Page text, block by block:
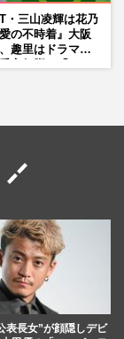
・三山凌輝は花乃
の不時着』大阪
趣里はドラマ
表長女”が顔隠しデビ